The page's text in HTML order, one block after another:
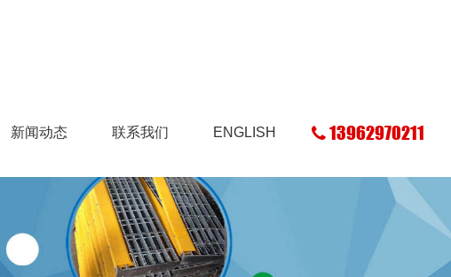
新闻动态 联系我们 ENGLISH 13962970211